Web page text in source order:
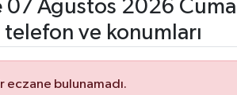
07 Ağustos 2026
ve konumları
bulunamadı.